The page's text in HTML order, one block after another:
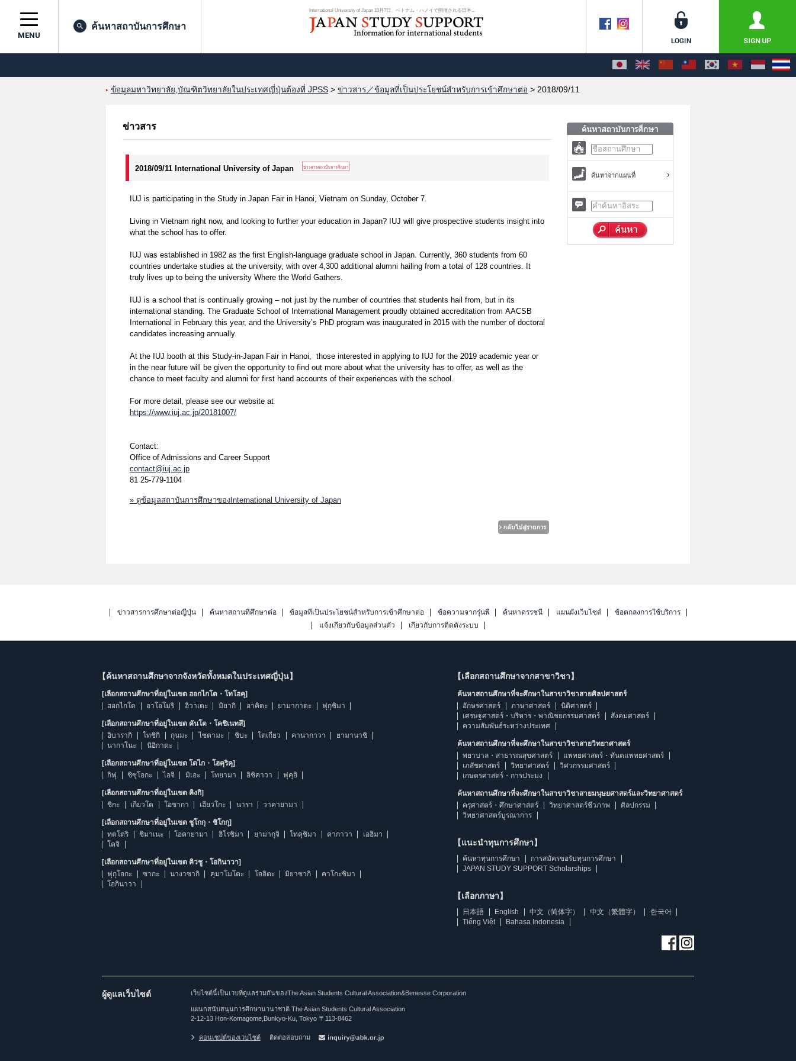
International University of Japan 10月7日、ベトナム・ハノイで開催される日本...
MENU
ค้นหาสถาบันการศึกษา
ข้อมูลมหาวิทยาลัย,บัณฑิตวิทยาลัยในประเทศญี่ปุ่นต้องที่ JPSS > ข่าวสาร／ข้อมูลที่เป็นประโยชน์สำหรับการเข้าศึกษาต่อ > 2018/09/11
ข่าวสาร
2018/09/11 International University of Japan
IUJ is participating in the Study in Japan Fair in Hanoi, Vietnam on Sunday, October 7.
Living in Vietnam right now, and looking to further your education in Japan? IUJ will give prospective students insight into
what the school has to offer.
IUJ was established in 1982 as the first English-language graduate school in Japan. Currently, 360 students from 60
countries undertake studies at the university, with over 4,300 additional alumni hailing from a total of 128 countries. It
truly lives up to being the university Where the World Gathers.
IUJ is a school that is continually growing – not just by the number of countries that students hail from, but in its
international standing. The Graduate School of International Management proudly obtained accreditation from AACSB
International in February this year, and the University’s PhD program was inaugurated in 2015 with the number of doctoral
candidates increasing annually.
At the IUJ booth at this Study-in-Japan Fair in Hanoi, those interested in applying to IUJ for the 2019 academic year or
in the near future will be given the opportunity to find out more about what the university has to offer, as well as the
chance to meet faculty and alumni for first hand accounts of their experiences with the school.
For more detail, please see our website at
https://www.iuj.ac.jp/20181007/
Contact:
Office of Admissions and Career Support
contact@iuj.ac.jp
81 25-779-1104
» ดูข้อมูลสถาบันการศึกษาของInternational University of Japan
ค้นหาจากแผนที่
ข่าวสารการศึกษาต่อญี่ปุ่น ค้นหาสถานที่ศึกษาต่อ ข้อมูลที่เป็นประโยชน์สำหรับการเข้าศึกษาต่อ ข้อความจากรุ่นพี่ ค้นหาดรรชนี แผนผังเว็บไซต์
ข้อตกลงการใช้บริการ
แจ้งเกี่ยวกับข้อมูลส่วนตัว
เกี่ยวกับการติดตั้งระบบ
【ค้นหาสถานศึกษาจากจังหวัดทั้งหมดในประเทศญี่ปุ่น】
[เลือกสถานศึกษาที่อยู่ในเขต ฮอกไกโด・โทโฮคุ]
ฮอกไกโด
อาโอโมริ อิวาเตะ มิยากิ อาคิตะ ยามากาตะ ฟุกุชิมา
[เลือกสถานศึกษาที่อยู่ในเขต คันโต・โคชิเนทสึ]
อิบารากิ
โทชิกิ กุนมะ ไซตามะ ชิบะ โตเกียว คานากาวา
ยามานาชิ
นากาโนะ
นิอิกาตะ
[เลือกสถานศึกษาที่อยู่ในเขต โตไก・โฮคุริคุ]
กิฟุ
ชิซุโอกะ ไอจิ มิเอะ โทยามา อิชิคาวา ฟุคุอิ
[เลือกสถานศึกษาที่อยู่ในเขต คิงกิ]
ชิกะ
เกียวโต โอซากา เฮียวโกะ นารา วาคายามา
[เลือกสถานศึกษาที่อยู่ในเขต ชูโกกุ・ชิโกกุ]
ทตโตริ
ชิมาเนะ โอคายามา ฮิโรชิมา ยามากุจิ โทคุชิมา คากาวา
เอฮิมา
โคจิ
[เลือกสถานศึกษาที่อยู่ในเขต คิวชู・โอกินาวา]
ฟุกุโอกะ
ซากะ นางาซากิ คุมาโมโตะ โออิตะ มิยาซากิ
คาโกะชิมา
โอกินาวา
【เลือกสถานศึกษาจากสาขาวิชา】
ค้นหาสถานศึกษาที่จะศึกษาในสาขาวิชาสายศิลปศาสตร์
อักษรศาสตร์
ภาษาศาสตร์
นิติศาสตร์
เศรษฐศาสตร์・บริหาร・พาณิชยกรรมศาสตร์
สังคมศาสตร์
ความสัมพันธ์ระหว่างประเทศ
ค้นหาสถานศึกษาที่จะศึกษาในสาขาวิชาสายวิทยาศาสตร์
พยาบาล・สาธารณสุขศาสตร์
แพทยศาสตร์・ทันตแพทยศาสตร์
เภสัชศาสตร์
วิทยาศาสตร์
วิศวกรรมศาสตร์
เกษตรศาสตร์・การประมง
ค้นหาสถานศึกษาที่จะศึกษาในสาขาวิชาสายมนุษยศาสตร์และวิทยาศาสตร์
ครุศาสตร์・ศึกษาศาสตร์
วิทยาศาสตร์ชีวภาพ
ศิลปกรรม
วิทยาศาสตร์บูรณาการ
【แนะนำทุนการศึกษา】
ค้นหาทุนการศึกษา
การสมัครขอรับทุนการศึกษา
JAPAN STUDY SUPPORT Scholarships
【เลือกภาษา】
日本語 English 中文（简体字） 中文（繁體字）
한국어
Tiếng Việt
Bahasa Indonesia
ผู้ดูแลเว็บไซต์ เว็บไซต์นี้เป็นเวบที่ดูแลร่วมกันของThe Asian Students Cultural Association&Benesse Corporation
แผนกสนับสนุนการศึกษานานาชาติ The Asian Students Cultural Association
2-12-13 Hon-Komagome,Bunkyo-Ku, Tokyo 〒113-8462
คอนเซปต์ของเวบไซต์ ติดต่อสอบถาม